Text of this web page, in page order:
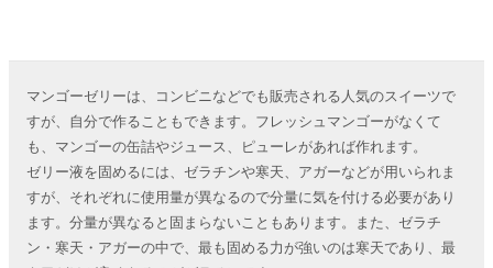
マンゴーゼリーは、コンビニなどでも販売される人気のスイーツで
すが、自分で作ることもできます。フレッシュマンゴーがなくて
も、マンゴーの缶詰やジュース、ピューレがあれば作れます。
ゼリー液を固めるには、ゼラチンや寒天、アガーなどが用いられま
すが、それぞれに使用量が異なるので分量に気を付ける必要があり
ます。分量が異なると固まらないこともあります。また、ゼラチ
ン・寒天・アガーの中で、最も固める力が強いのは寒天であり、最